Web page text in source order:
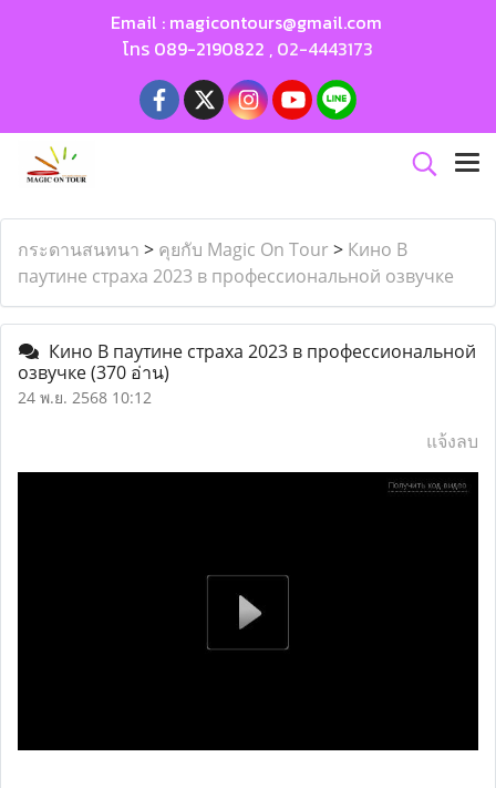
Email : magicontours@gmail.com
โทร 089-2190822 , 02-4443173
กระดานสนทนา > คุยกับ Magic On Tour > Кино В
паутине страха 2023 в профессиональной озвучке
Кино В паутине страха 2023 в профессиональной
озвучке(370 อ่าน)
24 พ.ย. 2568 10:12
แจ้งลบ